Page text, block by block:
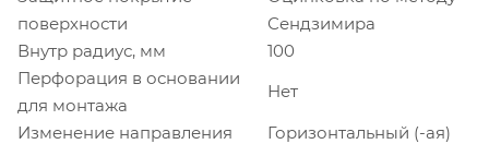
поверхности
Сендзимира
Внутр радиус, мм
100
Перфорация в основании
для монтажа
Нет
Изменение направления
Горизонтальный (-ая)